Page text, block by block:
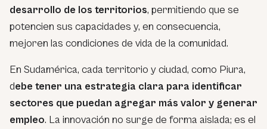
desarrollo de los territorios, permitiendo que se
potencien sus capacidades y, en consecuencia,
mejoren las condiciones de vida de la comunidad.
En Sudamérica, cada territorio y ciudad, como Piura,
debe tener una estrategia clara para identificar
sectores que puedan agregar más valor y generar
empleo. La innovación no surge de forma aislada; es el